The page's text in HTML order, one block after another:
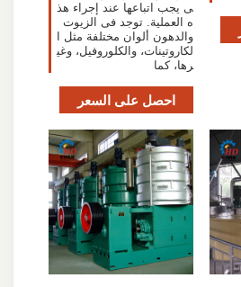
ى يجب اتباعها عند إجراء هذ
ه العملية. توجد فى الزيوت
والدهون ألوان مختلفة مثل ا
لكاروتينات، والكلوروفيل، وغي
رها، كما
احصل على السعر